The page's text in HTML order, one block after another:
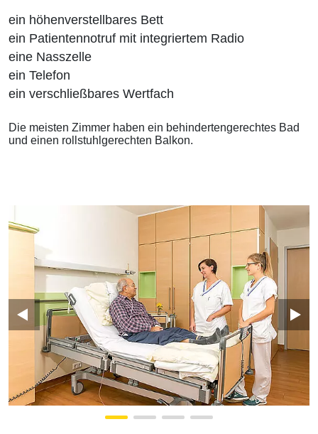
ein höhenverstellbares Bett
ein Patientennotruf mit integriertem Radio
eine Nasszelle
ein Telefon
ein verschließbares Wertfach
Die meisten Zimmer haben ein behindertengerechtes Bad
und einen rollstuhlgerechten Balkon.